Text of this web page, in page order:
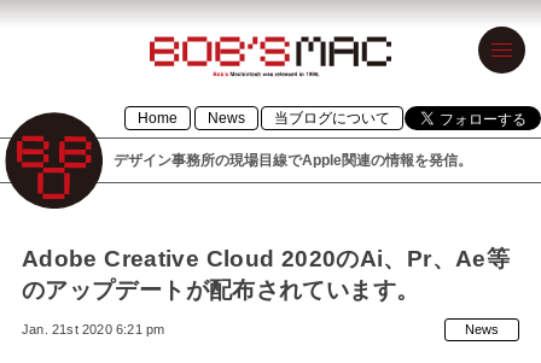
BOB’S MAC
ボブズマック
デザイン事務
でApple関連の
情報を発信。
1996年設立の
Home News 当ブログについて
デザイン事務所の現場目線でApple関連の情報を発信。
Adobe Creative Cloud 2020のAi、Pr、Ae等
のアップデートが配布されています。
Jan. 21st 2020 6:21 pm News